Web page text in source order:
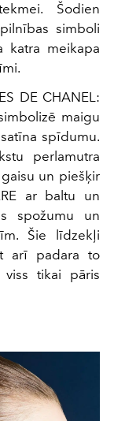
Šodien
simboli
katra meikapa
DE CHANEL:
maigu
spīdumu.
perlamutra
un piešķir
ar baltu un
spožumu un
Šie līdzekļi
arī padara to
tikai pāris